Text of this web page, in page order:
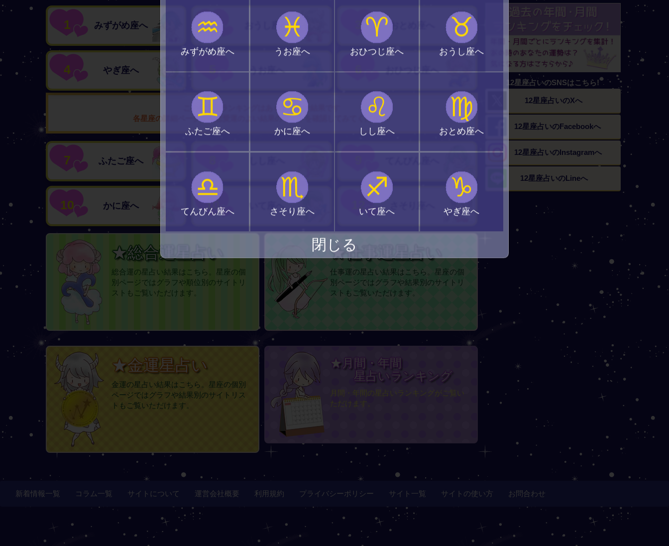
♒
みずがめ座へ
♓
うお座へ
♈
おひつじ座へ
♉
おうし座へ
♊
ふたご座へ
♋
かに座へ
♌
しし座へ
♍
おとめ座へ
♎
てんびん座へ
♏
さそり座へ
♐
いて座へ
♑
やぎ座へ
閉じる
1 みずがめ座へ 2 おうし座へ 3 おとめ座へ
4 やぎ座へ 5 うお座へ 6 おひつじ座へ
この恋愛運ランキングはあくまで集計結果です
各星座の詳細ページから恋愛運のよい結果のサイトを確認してみてください♪
7 ふたご座へ
10 かに座へ 10 いて座へ 12
★総合運星占い
総合運の星占い結果はこちら。星座の個
別ページではグラフや順位別のサイトリ
ストもご覧いただけます。
★仕事運星占い
仕事運の星占い結果はこちら。星座の個
別ページではグラフや結果別のサイトリ
ストもご覧いただけます。
★金運星占い
金運の星占い結果はこちら。星座の個別
ページではグラフや結果別のサイトリス
トもご覧いただけます。
★月間・年間
星占いランキング
月間・年間の星占いランキングがご覧い
ただけます。
12星座占いのSNSはこちら!
12星座占いのXへ
12星座占いのFacebookへ
12星座占いのInstagramへ
12星座占いのLineへ
新着情報一覧 コラム一覧 サイトについて 運営会社概要 利用規約 プライバシーポリシー サイト一覧 サイトの使い方 お問合わせ